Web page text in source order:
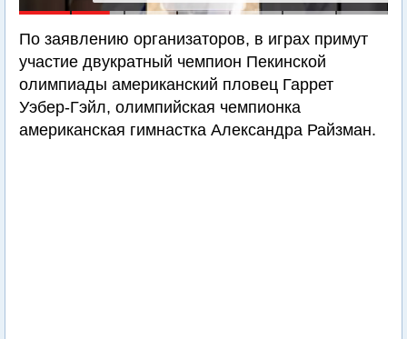
По заявлению организаторов, в играх примут
участие двукратный чемпион Пекинской
олимпиады американский пловец Гаррет
Уэбер-Гэйл, олимпийская чемпионка
американская гимнастка Александра Райзман.